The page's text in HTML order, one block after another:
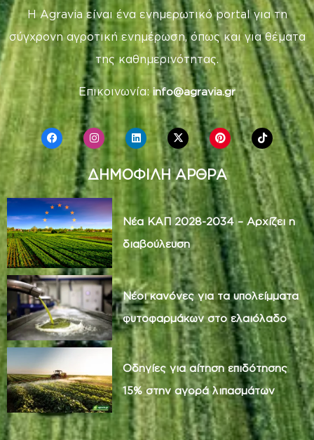
Η Agravia είναι ένα ενημερωτικό portal για τη
σύγχρονη αγροτική ενημέρωση, όπως και για θέματα
της καθημερινότητας.
Επικοινωνία: info@agravia.gr
ΔΗΜΟΦΙΛΗ ΑΡΘΡΑ
Νέα ΚΑΠ 2028-2034 – Αρχίζει η
διαβούλευση
Νέοι κανόνες για τα υπολείμματα
φυτοφαρμάκων στο ελαιόλαδο
Οδηγίες για αίτηση επιδότησης
15% στην αγορά λιπασμάτων